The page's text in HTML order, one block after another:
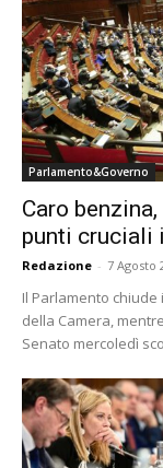
Parlamento&Governo
Caro
punti cruciali
Redazione - 7 Agosto
Il Parlamento chiude
della Camera,
Senato mercoledì